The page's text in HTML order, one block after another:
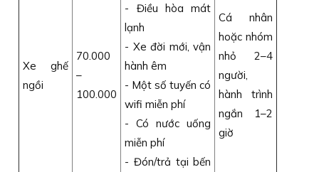
Xe ghế
ngồi
70.000
–
100.000
- Điều hòa mát
lạnh
- Xe đời mới, vận
hành êm
- Một số tuyến có
wifi miễn phí
- Có nước uống
miễn phí
- Đón/trả tại bến
Cá nhân
hoặc nhóm
nhỏ 2–4
người,
hành trình
ngắn 1–2
giờ